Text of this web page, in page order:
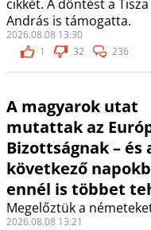
cikkét. A döntést a
András is támogatta.
2026.08.08 13:30
1
32 236
A magyarok utat
mutattak az
Bizottságnak – és
következő
ennél is többet
Megelőztük a
2026.08.08 13:21